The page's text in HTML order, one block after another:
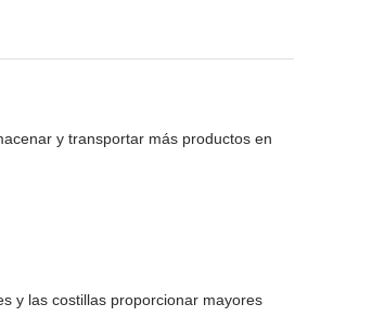
y transportar más productos en
y las costillas proporcionar mayores